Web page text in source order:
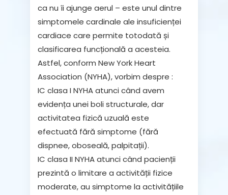
ca nu îi ajunge aerul – este unul dintre
simptomele cardinale ale insuficienței
cardiace care permite totodată și
clasificarea funcțională a acesteia.
Astfel, conform New York Heart
Association (NYHA), vorbim despre :
IC clasa I NYHA atunci când avem
evidența unei boli structurale, dar
activitatea fizică uzuală este
efectuată fără simptome (fără
dispnee, oboseală, palpitații).
IC clasa II NYHA atunci când pacienții
prezintă o limitare a activității fizice
moderate, au simptome la activitățiile